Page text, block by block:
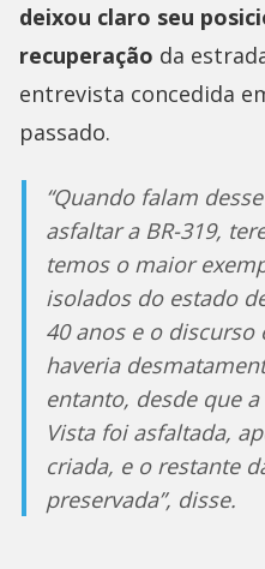
deixou claro seu
recuperação da
entrevista concedida
passado.
“Quando falam
asfaltar a BR-319,
temos o maior
isolados do estado
40 anos e o
haveria
entanto, desde que
Vista foi asfaltada,
criada, e o restante
preservada”, disse.